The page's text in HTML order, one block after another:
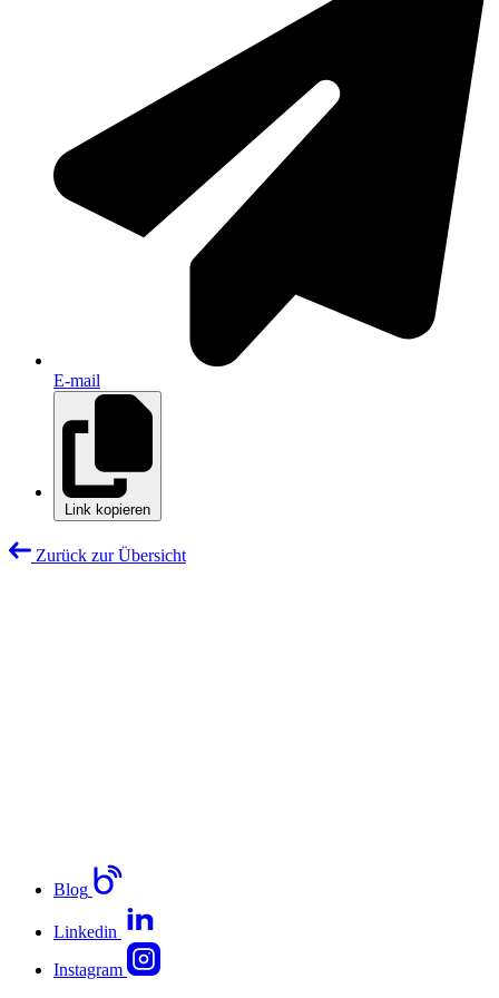
E-mail
Link kopieren
Zurück zur Übersicht
Blog
Linkedin
Instagram